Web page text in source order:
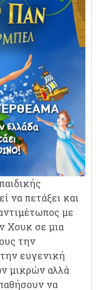
να πετάξει και
με
Χουκ σε μια
την
ευγενική
μικρών αλλά
να